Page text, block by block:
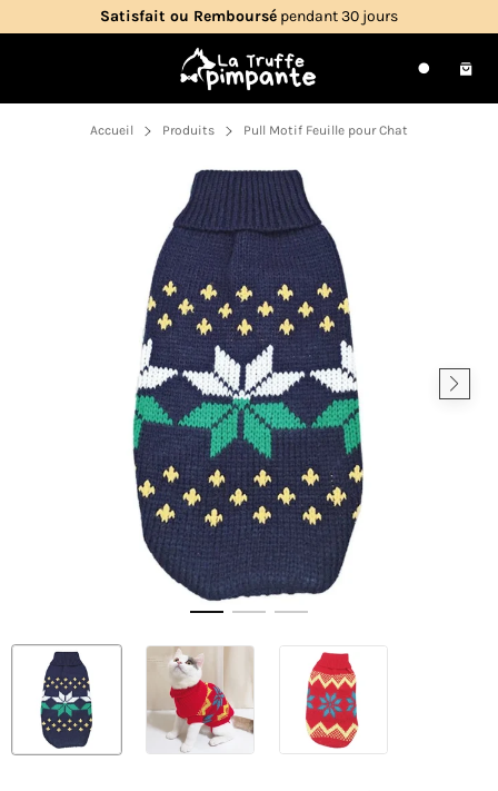
Satisfait ou Remboursé pendant 30 jours
Recherche
Accueil Produits Pull Motif Feuille pour Chat